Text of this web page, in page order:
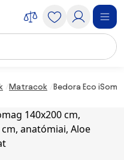
Matracok Bedora Eco